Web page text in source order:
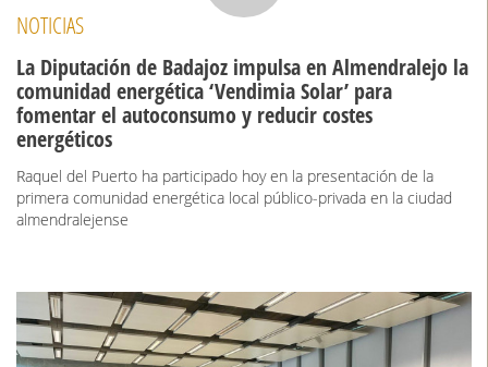
NOTICIAS
La Diputación de Badajoz impulsa en Almendralejo la
comunidad energética ‘Vendimia Solar’ para
fomentar el autoconsumo y reducir costes
energéticos
Raquel del Puerto ha participado hoy en la presentación de la
primera comunidad energética local público-privada en la ciudad
almendralejense